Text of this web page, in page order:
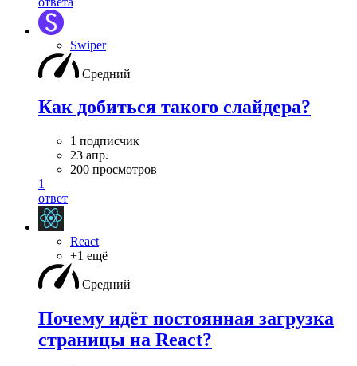
Swiper
Средний
Как добиться такого слайдера?
1 подписчик
23 апр.
200 просмотров
1
ответ
React
+1 ещё
Средний
Почему идёт постоянная загрузка
страницы на React?